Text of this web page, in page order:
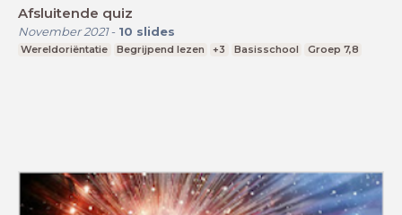
Afsluitende quiz
November 2021- 10 slides
Wereldoriëntatie Begrijpend lezen +3 Basisschool Groep 7,8